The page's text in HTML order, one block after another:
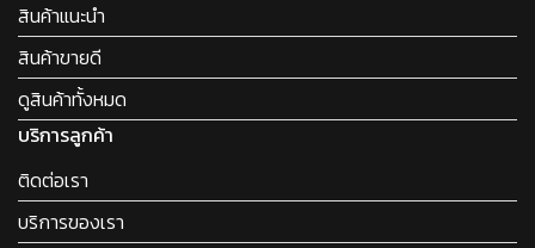
สินค้าแนะนำ
สินค้าขายดี
ดูสินค้าทั้งหมด
บริการลูกค้า
ติดต่อเรา
บริการของเรา